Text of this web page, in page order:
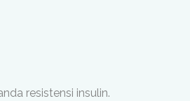
resistensi insulin.